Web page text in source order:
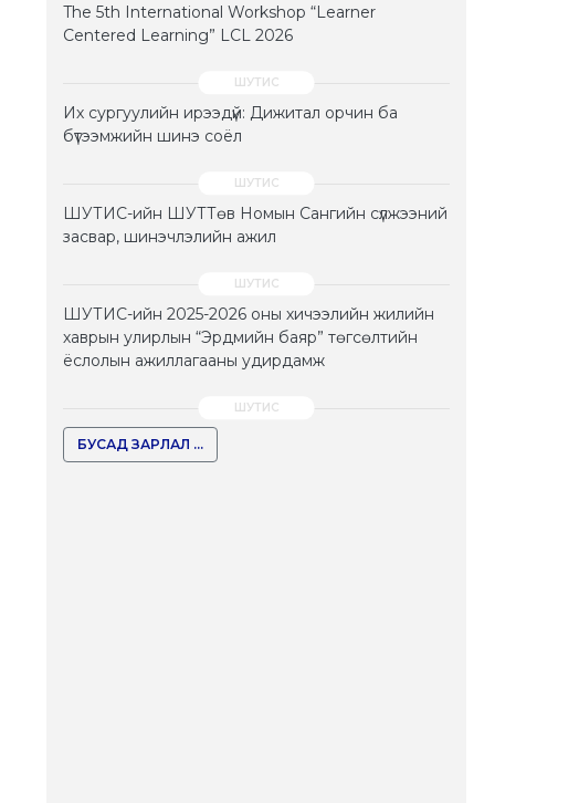
The 5th International Workshop “Learner
Centered Learning” LCL 2026
Их сургуулийн ирээдүй: Дижитал орчин ба
бүтээмжийн шинэ соёл
ШУТИС-ийн ШУТТөв Номын Сангийн сүлжээний
засвар, шинэчлэлийн ажил
ШУТИС-ийн 2025-2026 оны хичээлийн жилийн
хаврын улирлын “Эрдмийн баяр” төгсөлтийн
ёслолын ажиллагааны удирдамж
БУСАД ЗАРЛАЛ ...